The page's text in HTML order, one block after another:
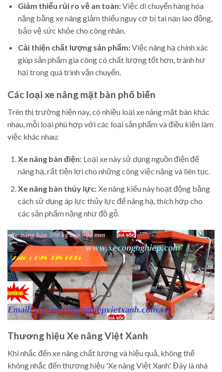
Giảm thiểu rủi ro về an toàn:Việc di chuyển hàng hóa
nặng bằng xe nâng giảm thiểu nguy cơ bị tai nạn lao động,
bảo vệ sức khỏe cho công nhân.
Cải thiện chất lượng sản phẩm:Việc nâng hạ chính xác
giúp sản phẩm gia công có chất lượng tốt hơn, tránh hư
hại trong quá trình vận chuyển.
Các loại xe nâng mặt bàn phổ biến
Trên thị trường hiện nay, có nhiều loại xe nâng mặt bàn khác
nhau, mỗi loại phù hợp với các loại sản phẩm và điều kiện làm
việc khác nhau:
Xe nâng bàn điện:Loại xe này sử dụng nguồn điện để
nâng hạ, rất tiện lợi cho những công việc nặng và liên tục.
Xe nâng bàn thủy lực:Xe nâng kiểu này hoạt động bằng
cách sử dụng áp lực thủy lực để nâng hạ, thích hợp cho
các sản phẩm nặng như đồ gỗ.
Thương hiệu Xe nâng Việt Xanh
Khi nhắc đến xe nâng chất lượng và hiệu quả, không thể
không nhắc đến thương hiệu 'Xe nâng Việt Xanh'. Đây là nhà